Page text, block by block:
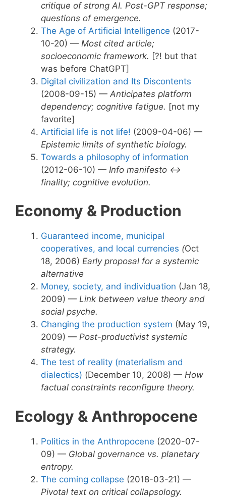
critique of strong AI. Post-GPT response;
questions of emergence.
The Age of Artificial Intelligence (2017-
10-20) — Most cited article;
socioeconomic framework. [?! but that
was before ChatGPT]
Digital civilization and Its Discontents
(2008-09-15) — Anticipates platform
dependency; cognitive fatigue. [not my
favorite]
Artificial life is not life! (2009-04-06) —
Epistemic limits of synthetic biology.
Towards a philosophy of information
(2012-06-10) — Info manifesto ↔
finality; cognitive evolution.
Economy & Production
Guaranteed income, municipal
cooperatives, and local currencies (Oct
18, 2006) Early proposal for a systemic
alternative
Money, society, and individuation (Jan 18,
2009) — Link between value theory and
social psyche.
Changing the production system (May 19,
2009) — Post-productivist systemic
strategy.
The test of reality (materialism and
dialectics) (December 10, 2008) — How
factual constraints reconfigure theory.
Ecology & Anthropocene
Politics in the Anthropocene (2020-07-
09) — Global governance vs. planetary
entropy.
The coming collapse (2018-03-21) —
Pivotal text on critical collapsology.